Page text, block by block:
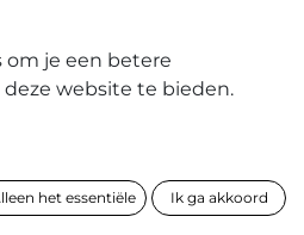
om je een betere
website te bieden.
het essentiële Ik ga akkoord